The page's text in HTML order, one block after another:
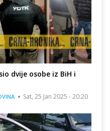
dvije osobe iz BiH i
Sat, 25 Jan 2025 - 20:20